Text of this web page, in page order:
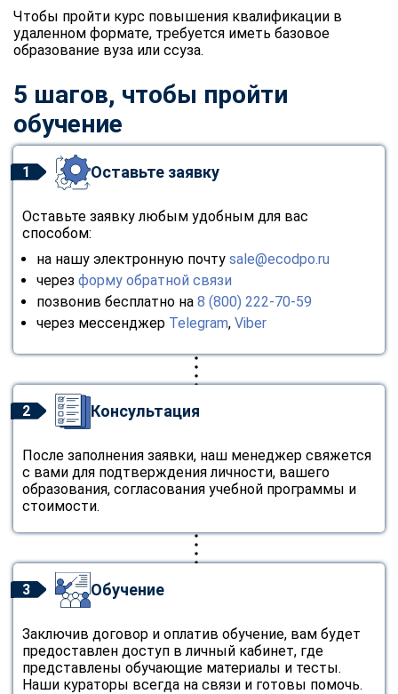
Чтобы пройти курс повышения квалификации в
удаленном формате, требуется иметь базовое
образование вуза или ссуза.
5 шагов, чтобы пройти
обучение
1 Оставьте заявку
Оставьте заявку любым удобным для вас
способом:
на нашу электронную почту sale@ecodpo.ru
через форму обратной связи
позвонив бесплатно на 8 (800) 222-70-59
через мессенджер Telegram, Viber
2 Консультация
После заполнения заявки, наш менеджер свяжется
с вами для подтверждения личности, вашего
образования, согласования учебной программы и
стоимости.
3 Обучение
Заключив договор и оплатив обучение, вам будет
предоставлен доступ в личный кабинет, где
представлены обучающие материалы и тесты.
Наши кураторы всегда на связи и готовы помочь.